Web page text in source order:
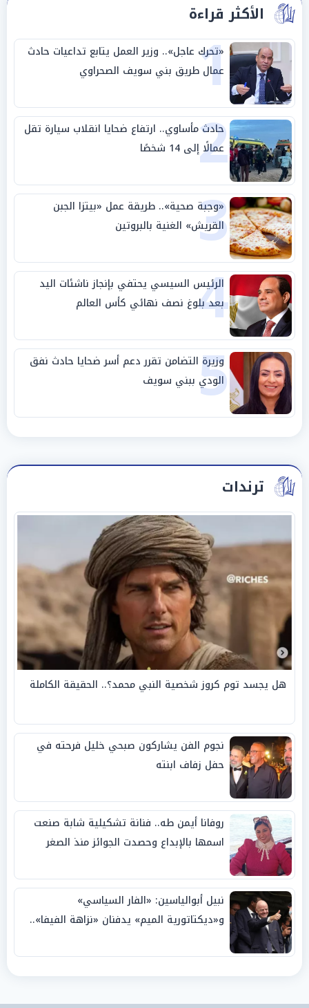
الأكثر قراءة
1
«تحرك عاجل».. وزير العمل يتابع تداعيات حادث
عمال طريق بني سويف الصحراوي
2
حادث مأساوي.. ارتفاع ضحايا انقلاب سيارة تقل
عمالًا إلى 14 شخصًا
3
«وجبة صحية».. طريقة عمل «بيتزا الجبن
القريش» الغنية بالبروتين
4
الرئيس السيسي يحتفي بإنجاز ناشئات اليد
بعد بلوغ نصف نهائي كأس العالم
5
وزيرة التضامن تقرر دعم أسر ضحايا حادث نفق
الودي ببني سويف
ترندات
هل يجسد توم كروز شخصية النبي محمد؟.. الحقيقة الكاملة
نجوم الفن يشاركون صبحي خليل فرحته في
حفل زفاف ابنته
روفانا أيمن طه.. فنانة تشكيلية شابة صنعت
اسمها بالإبداع وحصدت الجوائز منذ الصغر
نبيل أبوالياسين: «الفار السياسي»
و«ديكتاتورية الميم» يدفنان «نزاهة الفيفا»..